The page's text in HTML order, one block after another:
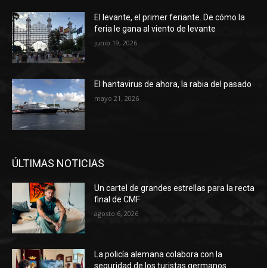
El levante, el primer feriante. De cómo la
feria le gana al viento de levante
junio 19, 2026
El hantavirus de ahora, la rabia del pasado
mayo 21, 2026
ÚLTIMAS NOTICIAS
Un cartel de grandes estrellas para la recta
final de CMF
agosto 6, 2026
La policía alemana colabora con la
seguridad de los turistas germanos